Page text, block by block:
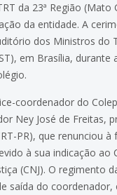
da 23ª Região (Mato
da entidade. A
dos Ministros do
em Brasília, durante
coordenador do
Ney José de Freitas,
PR), que renunciou à
à sua indicação ao
(CNJ). O regimento
saída do coordenador,